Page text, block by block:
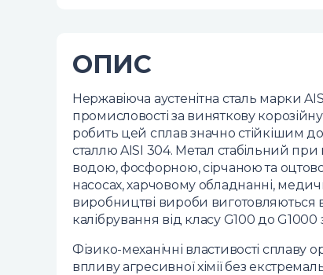
ОПИС
Нержавіюча аустенітна сталь марки
промисловості за виняткову
робить цей сплав значно стійкішим до
сталлю AISI 304. Метал стабільний
водою, фосфорною, сірчаною та
насосах, харчовому обладнанні,
виробництві вироби виготовляються в
калібрування від класу G100 до
Фізико-механічні властивості сплаву
впливу агресивної хімії без